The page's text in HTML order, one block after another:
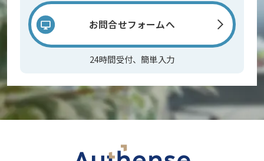
お問合せフォームへ
24時間受付、簡単入力